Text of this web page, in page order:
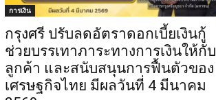
การเงิน
กรุงศรี ปรับลดอัตราดอกเบี้ยเงินกู้
ช่วยบรรเทาภาระทางการเงินให้กับ
ลูกค้า และสนับสนุนการฟื้นตัวของ
เศรษฐกิจไทย มีผลวันที่ 4 มีนาคม